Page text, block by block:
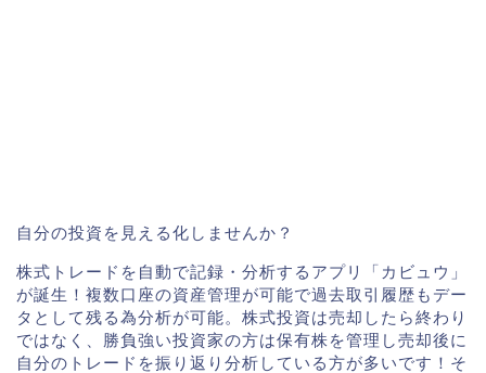
自分の投資を見える化しませんか？
株式トレードを自動で記録・分析するアプリ「カビュウ」
が誕生！複数口座の資産管理が可能で過去取引履歴もデー
タとして残る為分析が可能。株式投資は売却したら終わり
ではなく、勝負強い投資家の方は保有株を管理し売却後に
自分のトレードを振り返り分析している方が多いです！そ